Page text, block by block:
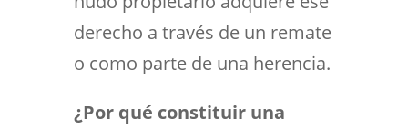
derecho a través de un remate
o como parte de una herencia.
¿Por qué constituir una